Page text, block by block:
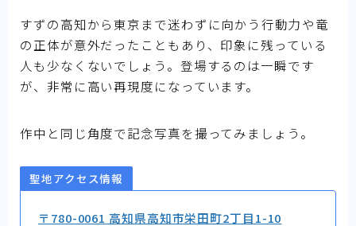
すずの高知から東京まで迷わずに向かう行動力や竜
の正体が意外だったこともあり、印象に残っている
人も少なくないでしょう。登場するのは一瞬です
が、非常に高い再現度になっています。
作中と同じ角度で記念写真を撮ってみましょう。
聖地アクセス情報
〒780-0061 高知県高知市栄田町2丁目1-10